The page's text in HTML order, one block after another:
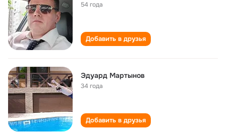
54 года
Добавить в друзья
Эдуард Мартынов
34 года
Добавить в друзья